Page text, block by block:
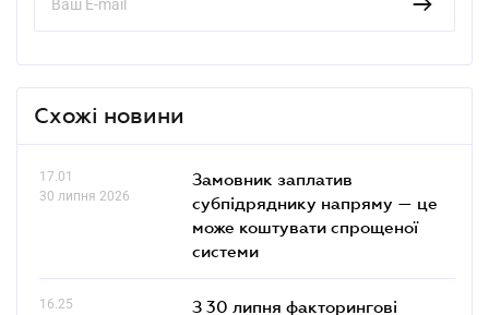
Схожі новини
17.01
30 липня 2026
Замовник заплатив
субпідряднику напряму — це
може коштувати спрощеної
системи
16.25
З 30 липня факторингові